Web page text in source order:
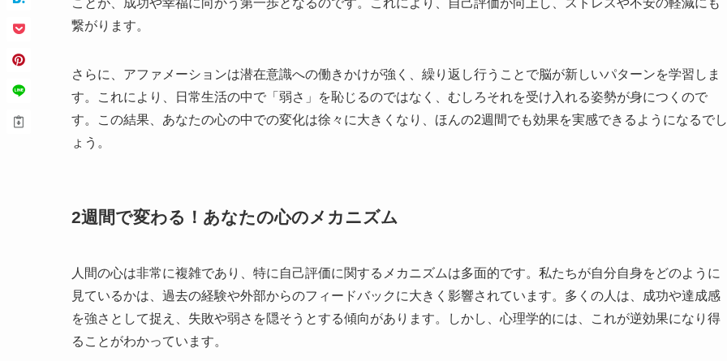
ことが、成功や幸福に向かう第一歩となるのです。これにより、自己評価が向上し、ストレスや不安の軽減にも
繋がります。
さらに、アファメーションは潜在意識への働きかけが強く、繰り返し行うことで脳が新しいパターンを学習しま
す。これにより、日常生活の中で「弱さ」を恥じるのではなく、むしろそれを受け入れる姿勢が身につくので
す。この結果、あなたの心の中での変化は徐々に大きくなり、ほんの2週間でも効果を実感できるようになるでし
ょう。
2週間で変わる！あなたの心のメカニズム
人間の心は非常に複雑であり、特に自己評価に関するメカニズムは多面的です。私たちが自分自身をどのように
見ているかは、過去の経験や外部からのフィードバックに大きく影響されています。多くの人は、成功や達成感
を強さとして捉え、失敗や弱さを隠そうとする傾向があります。しかし、心理学的には、これが逆効果になり得
ることがわかっています。